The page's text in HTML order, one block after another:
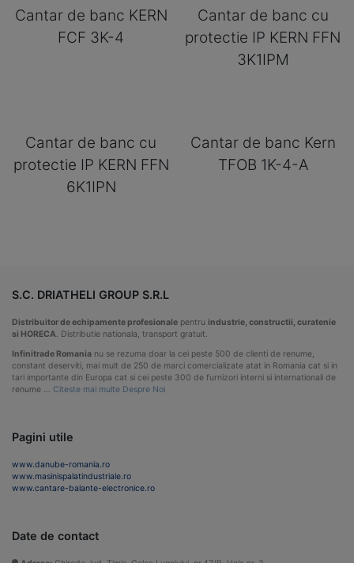
Cantar de banc KERN
FCF 3K-4
Cantar de banc cu
protectie IP KERN FFN
3K1IPM
Cantar de banc cu
protectie IP KERN FFN
6K1IPN
Cantar de banc Kern
TFOB 1K-4-A
S.C. DRIATHELI GROUP S.R.L
Distribuitor de echipamente profesionale pentru industrie, constructii, curatenie
si HORECA. Distributie nationala, transport gratuit.
Infinitrade Romania nu se rezuma doar la cei peste 500 de clienti de renume,
constant deserviti, mai mult de 250 de marci comercializate atat in Romania cat si in
tari importante din Europa cat si cei peste 300 de furnizori interni si internationali de
renume … Citeste mai multe Despre Noi
Pagini utile
www.danube-romania.ro
www.masinispalatindustriale.ro
www.cantare-balante-electronice.ro
Date de contact